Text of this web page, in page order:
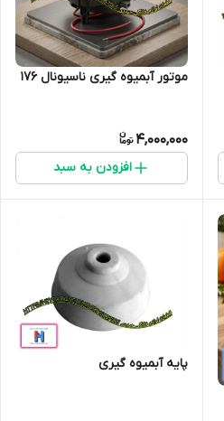
موتور آبمیوه گیری ناسیونال 176
4,000,000
افزودن به سبد
پایه آبمیوه گیری